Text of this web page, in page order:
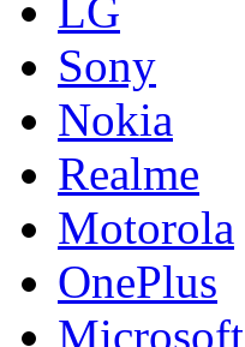
LG
Sony
Nokia
Realme
Motorola
OnePlus
Microsoft